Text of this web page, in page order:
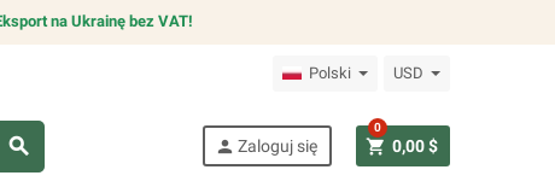
na Ukrainę bez VAT!
Polski USD
search person Zaloguj się shopping_cart 0,00 $
0